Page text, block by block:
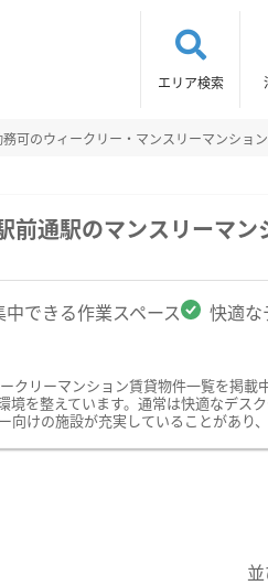
エリア検索
可のウィークリー・マンスリーマンショ
前通駅のマンスリーマ
できる作業スペース 快適な
リーマンション賃貸物件一覧を掲
を整えています。通常は快適なデス
けの施設が充実していることがあり